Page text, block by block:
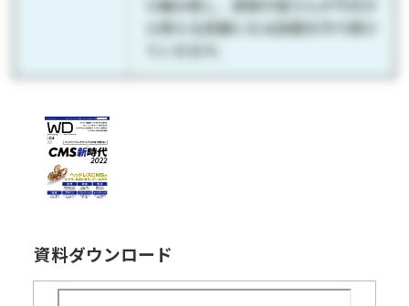
ら使える武器になる誌面を作り続け
ていきます。
資料ダウンロード